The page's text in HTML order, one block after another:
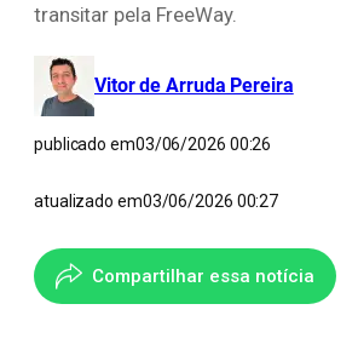
transitar pela FreeWay.
Vitor de Arruda Pereira
publicado em03/06/2026 00:26
atualizado em03/06/2026 00:27
Compartilhar essa notícia